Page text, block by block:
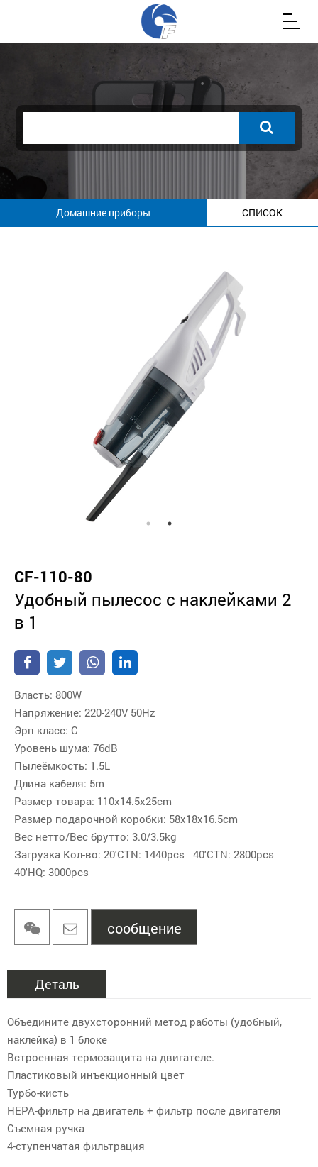
Домашние приборы СПИСОК
CF-110-80
Удобный пылесос с наклейками 2
в 1
Власть: 800W
Напряжение: 220-240V 50Hz
Эрп класс: C
Уровень шума: 76dB
Пылеёмкость: 1.5L
Длина кабеля: 5m
Размер товара: 110x14.5x25cm
Размер подарочной коробки: 58x18x16.5cm
Вес нетто/Вес брутто: 3.0/3.5kg
Загрузка Кол-во: 20'CTN: 1440pcs 40'CTN: 2800pcs
40'HQ: 3000pcs
сообщение
Деталь
Объедините двухсторонний метод работы (удобный,
наклейка) в 1 блоке
Встроенная термозащита на двигателе.
Пластиковый инъекционный цвет
Турбо-кисть
HEPA-фильтр на двигатель + фильтр после двигателя
Съемная ручка
4-ступенчатая фильтрация